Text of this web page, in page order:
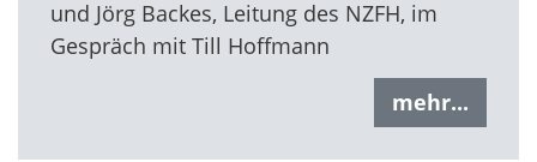
und Jörg Backes, Leitung des NZFH, im
Gespräch mit Till Hoffmann
mehr...